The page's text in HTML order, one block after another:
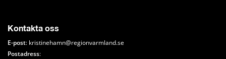
Kontakta oss
E-post: kristinehamn@regionvarmland.se
Postadress: